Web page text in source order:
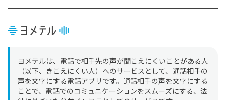
ヨメテルは、電話で相手先の声が聞こえにくいことがある人
（以下、きこえにくい人）へのサービスとして、通話相手の
声を文字にする電話アプリです。通話相手の声を文字にする
ことで、電話でのコミュニケーションをスムーズにする、法